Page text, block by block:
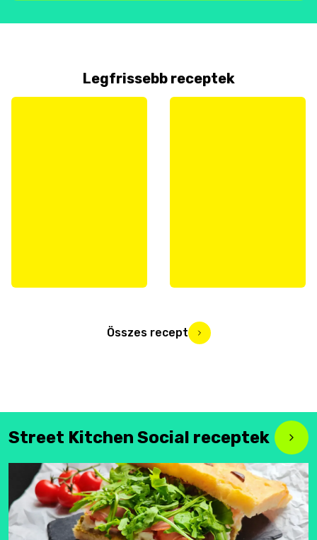
Legfrissebb receptek
Összes recept
Street Kitchen Social receptek